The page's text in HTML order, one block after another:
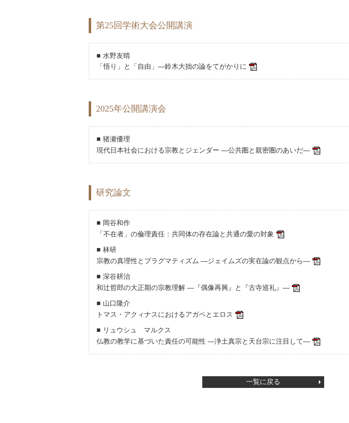
第25回学術大会公開講演
水野友晴
「悟り」と「自由」―鈴木大拙の論をてがかりに
2025年公開講演会
猪瀬優理
現代日本社会における宗教とジェンダー ―公共圏と親密圏のあいだ―
研究論文
岡谷和作
「不在者」の倫理責任：共同体の存在論と共通の愛の対象
林研
宗教の真理性とプラグマティズム ―ジェイムズの実在論の観点から―
深谷耕治
和辻哲郎の大正期の宗教理解 ―『偶像再興』と『古寺巡礼』―
山口隆介
トマス・アクィナスにおけるアガペとエロス
リュウシュ マルクス
仏教の教学に基づいた責任の可能性 ―浄土真宗と天台宗に注目して―
一覧に戻る